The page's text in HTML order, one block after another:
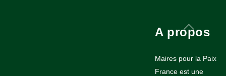
Back
To
A propos
Maires pour la Paix
France est une